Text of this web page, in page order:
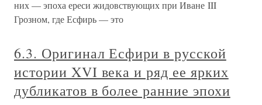
них — эпоха ереси жидовствующих при Иване III
Грозном, где Есфирь — это
6.3. Оригинал Есфири в русской
истории XVI века и ряд ее ярких
дубликатов в более ранние эпохи